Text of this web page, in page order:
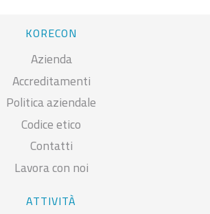
KORECON
Azienda
Accreditamenti
Politica aziendale
Codice etico
Contatti
Lavora con noi
ATTIVITÀ